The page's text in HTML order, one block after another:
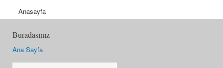
Anasayfa
Buradasınız
Ana Sayfa